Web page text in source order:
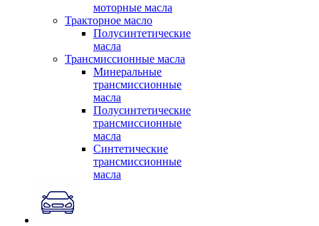
моторные масла
Тракторное масло
Полусинтетические
масла
Трансмиссионные масла
Минеральные
трансмиссионные
масла
Полусинтетические
трансмиссионные
масла
Синтетические
трансмиссионные
масла